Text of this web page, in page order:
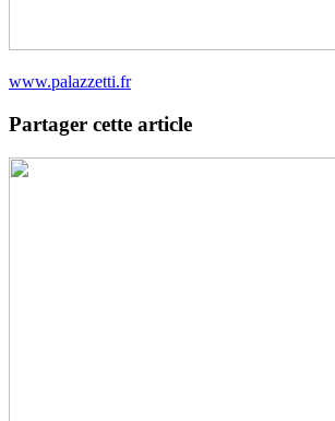
www.palazzetti.fr
Partager cette article